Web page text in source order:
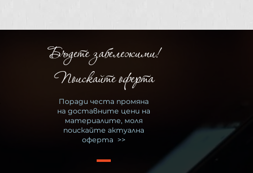
Бъдете забележими!
Поискайте оферта
Поради честа промяна
на доставните цени на
материалите, моля
поискайте актуална
оферта >>